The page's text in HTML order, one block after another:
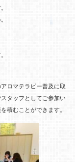
ロマテラピー普及に取
タッフとしてご参加い
積むことができます。